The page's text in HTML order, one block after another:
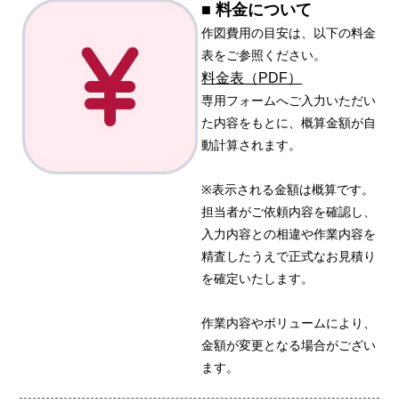
■ 料金について
作図費用の目安は、以下の料金
表をご参照ください。
料金表（PDF）
専用フォームへご入力いただい
た内容をもとに、概算金額が自
動計算されます。
※表示される金額は概算です。
担当者がご依頼内容を確認し、
入力内容との相違や作業内容を
精査したうえで正式なお見積り
を確定いたします。
作業内容やボリュームにより、
金額が変更となる場合がござい
ます。